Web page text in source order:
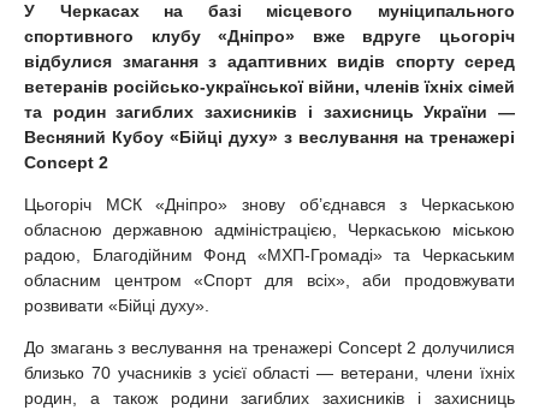
У Черкасах на базі місцевого муніципального
спортивного клубу «Дніпро» вже вдруге цьогоріч
відбулися змаганняз адаптивних видів спорту серед
ветеранів російсько-української війни, членів їхніх сімей
та родин загиблих захисників і захисниць України —
Весняний Кубоу «Бійці духу» з веслування на тренажері
Concept 2
Цьогоріч МСК «Дніпро» знову об’єднався з Черкаською
обласною державною адміністрацією, Черкаською міською
радою, Благодійним Фонд «МХП-Громаді» та Черкаським
обласним центром «Спорт для всіх», аби продовжувати
розвивати «Бійці духу».
До змагань з веслування на тренажері Concept 2 долучилися
близько 70 учасників з усієї області — ветерани, члени їхніх
родин, а також родини загиблих захисників і захисниць